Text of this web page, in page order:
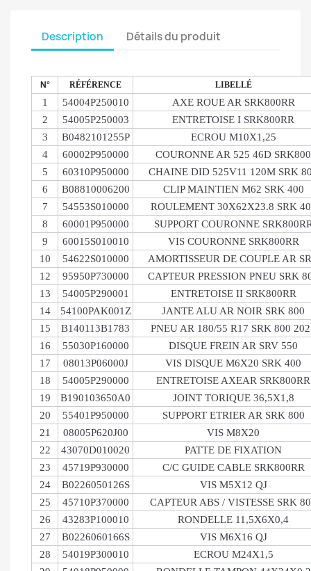
Description Détails du produit
N° RÉFÉRENCE LIBELLÉ
1 54004P250010
AXE ROUE AR SRK800RR
2
54005P250003
ENTRETOISE I SRK800RR
3
B0482101255P
ECROU M10X1,25
4
60002P950000
COURONNE AR 525 46D SRK800
5
60310P950000
CHAINE DID 525V11 120M SRK
6
B08810006200
CLIP MAINTIEN M62 SRK 400
7
54553S010000
ROULEMENT 30X62X23.8 SRK
8
60001P950000
SUPPORT COURONNE
9
60015S010010
VIS COURONNE SRK800RR
10
54622S010000
AMORTISSEUR DE COUPLE AR
12
95950P730000
CAPTEUR PRESSION PNEU SRK
13
54005P290001
ENTRETOISE II SRK800RR
14
54100PAK001Z
JANTE ALU AR NOIR SRK 800
15
B140113B1783
PNEU AR 180/55 R17 SRK 800
16
55030P160000
DISQUE FREIN AR SRV 550
17
08013P06000J
VIS DISQUE M6X20 SRK 400
18
54005P290000
ENTRETOISE AXEAR SRK800RR
19
B190103650A0
JOINT TORIQUE 36,5X1,8
20
55401P950000
SUPPORT ETRIER AR SRK 800
21
08005P620J00
VIS M8X20
22
43070D010020
PATTE DE FIXATION
23
45719P930000
C/C GUIDE CABLE SRK800RR
24
B0226050126S
VIS M5X12 QJ
25
45710P370000
CAPTEUR ABS / VISTESSE SRK
26
43283P100010
RONDELLE 11,5X6X0,4
27
B0226060166S
VIS M6X16 QJ
28
54019P300010
ECROU M24X1,5